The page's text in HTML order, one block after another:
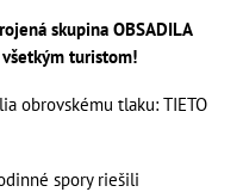
skupina OBSADILA
turistom!
obrovskému tlaku: TIETO
spory riešili